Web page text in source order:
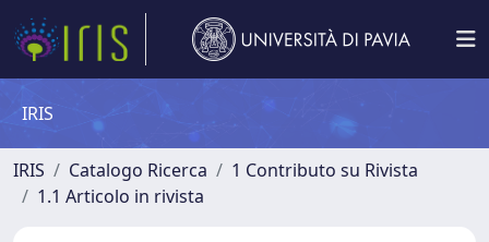
IRIS
IRIS Catalogo Ricerca
1 Contributo su Rivista
1.1 Articolo in rivista